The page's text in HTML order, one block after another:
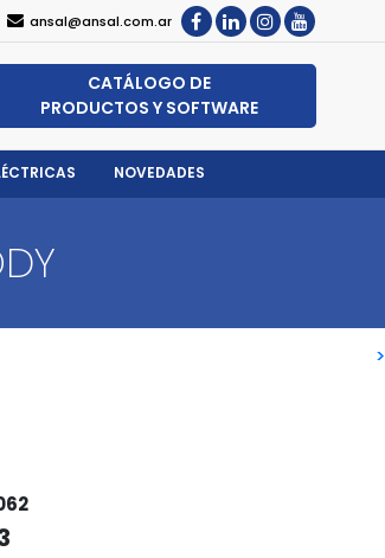
ansal@ansal.com.ar
CATÁLOGO DE
PRODUCTOS Y SOFTWARE
NOVEDADES
>
>